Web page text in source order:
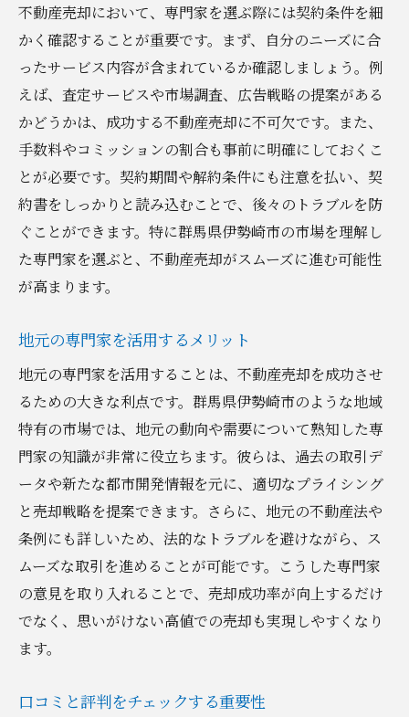
不動産売却において、専門家を選ぶ際には契約条件を細
かく確認することが重要です。まず、自分のニーズに合
ったサービス内容が含まれているか確認しましょう。例
えば、査定サービスや市場調査、広告戦略の提案がある
かどうかは、成功する不動産売却に不可欠です。また、
手数料やコミッションの割合も事前に明確にしておくこ
とが必要です。契約期間や解約条件にも注意を払い、契
約書をしっかりと読み込むことで、後々のトラブルを防
ぐことができます。特に群馬県伊勢崎市の市場を理解し
た専門家を選ぶと、不動産売却がスムーズに進む可能性
が高まります。
地元の専門家を活用するメリット
地元の専門家を活用することは、不動産売却を成功させ
るための大きな利点です。群馬県伊勢崎市のような地域
特有の市場では、地元の動向や需要について熟知した専
門家の知識が非常に役立ちます。彼らは、過去の取引デ
ータや新たな都市開発情報を元に、適切なプライシング
と売却戦略を提案できます。さらに、地元の不動産法や
条例にも詳しいため、法的なトラブルを避けながら、ス
ムーズな取引を進めることが可能です。こうした専門家
の意見を取り入れることで、売却成功率が向上するだけ
でなく、思いがけない高値での売却も実現しやすくなり
ます。
口コミと評判をチェックする重要性